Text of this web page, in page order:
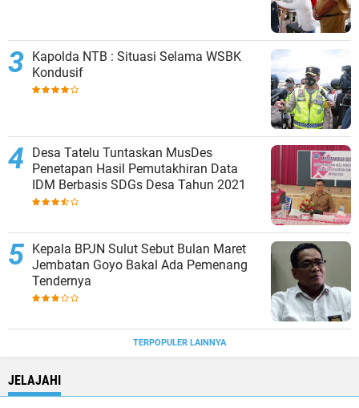
Kapolda NTB : Situasi Selama WSBK
Kondusif
Desa Tatelu Tuntaskan MusDes
Penetapan Hasil Pemutakhiran Data
IDM Berbasis SDGs Desa Tahun 2021
Kepala BPJN Sulut Sebut Bulan Maret
Jembatan Goyo Bakal Ada Pemenang
Tendernya
TERPOPULER LAINNYA
JELAJAHI